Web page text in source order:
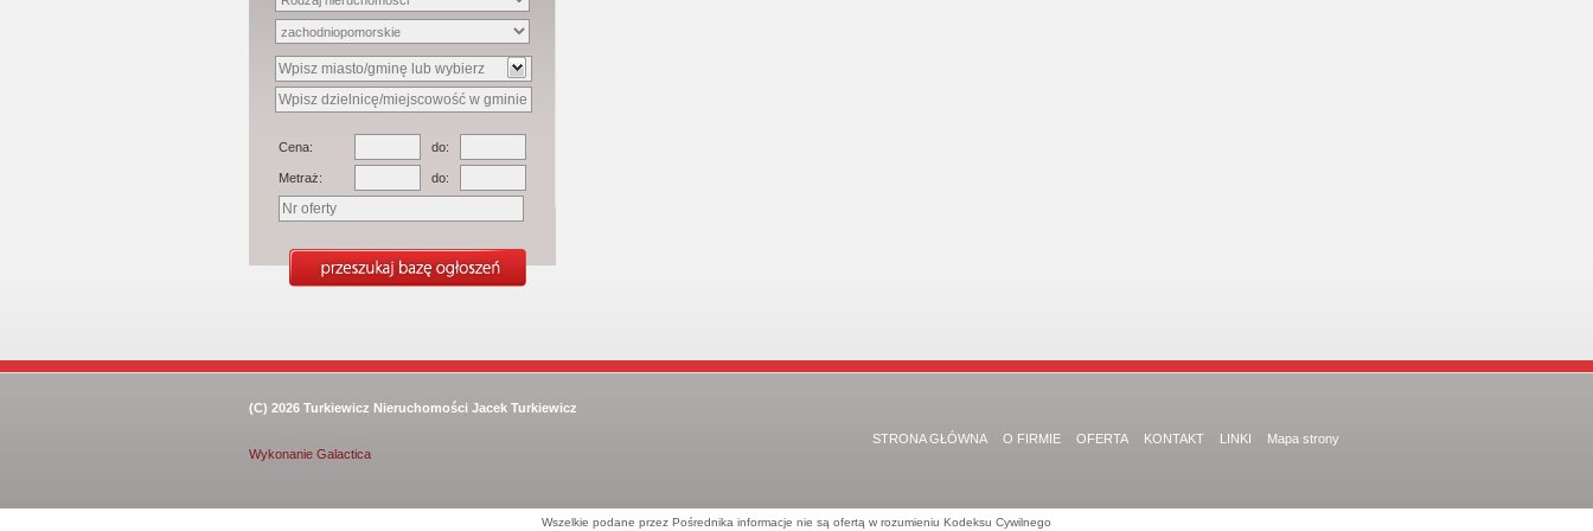
Cena: do:
Metraż: do:
(C) 2026 Turkiewicz Nieruchomości Jacek Turkiewicz
Wykonanie Galactica
STRONA GŁÓWNA O FIRMIE OFERTA KONTAKT LINKI Mapa strony
Wszelkie podane przez Pośrednika informacje nie są ofertą w rozumieniu Kodeksu Cywilnego